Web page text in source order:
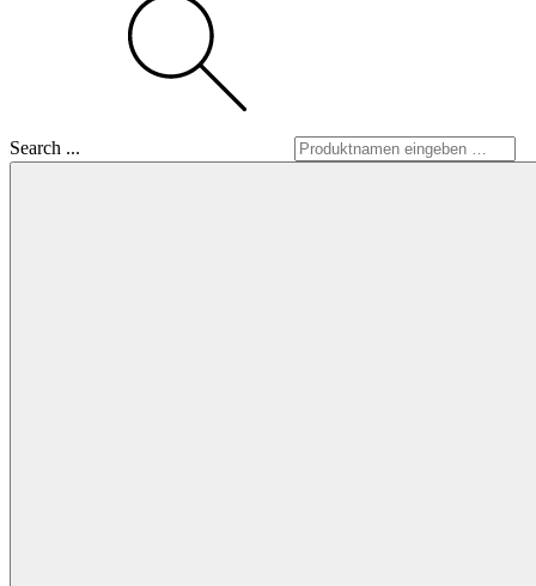
Search ...